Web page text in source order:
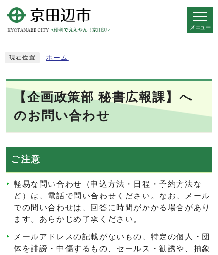
メニュー
現在位置 ホーム
【企画政策部 秘書広報課】へ
のお問い合わせ
ご注意
軽易な問い合わせ（申込方法・日程・予約方法な
ど）は、電話で問い合わせください。なお、メール
での問い合わせは、回答に時間がかかる場合があり
ます。あらかじめ了承ください。
メールアドレスの記載がないもの、特定の個人・団
体を誹謗・中傷するもの、セールス・勧誘や、抽象